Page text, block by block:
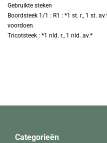
Gebruikte steken
Boordsteek 1/1 : R1 : *1 st. r., 1 st.
voordoen.
Tricotsteek : *1 nld. r., 1 nld. av.*
Categorieën